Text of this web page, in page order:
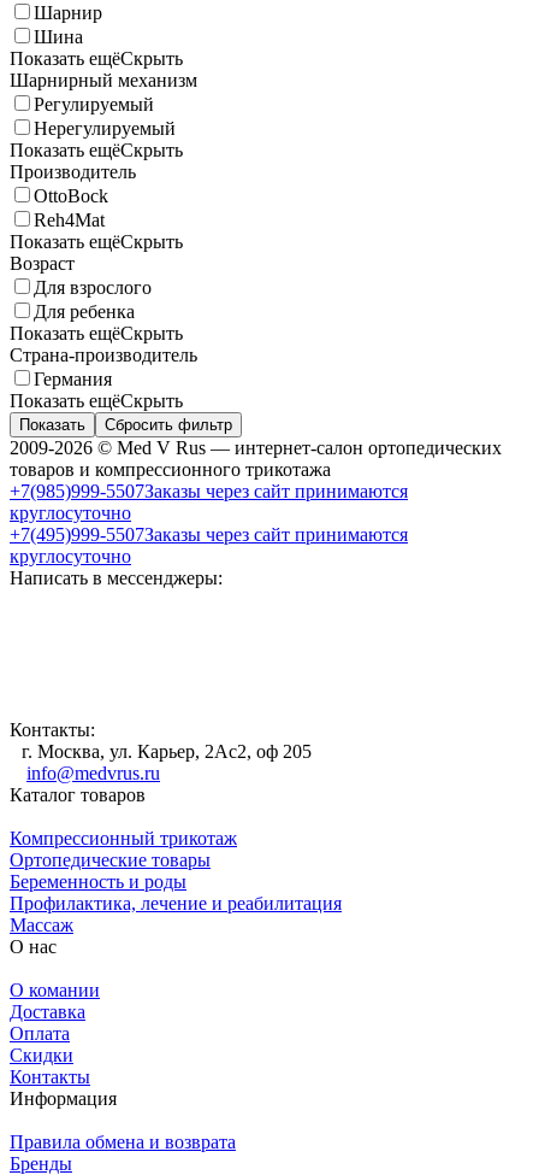
Шарнир
Шина
Показать ещёСкрыть
Шарнирный механизм
Регулируемый
Нерегулируемый
Показать ещёСкрыть
Производитель
OttoBock
Reh4Mat
Показать ещёСкрыть
Возраст
Для взрослого
Для ребенка
Показать ещёСкрыть
Страна-производитель
Германия
Показать ещёСкрыть
Показать Сбросить фильтр
2009-2026 © Med V Rus — интернет-салон ортопедических
товаров и компрессионного трикотажа
+7(985)999-5507Заказы через сайт принимаются
круглосуточно
+7(495)999-5507Заказы через сайт принимаются
круглосуточно
Написать в мессенджеры:
Контакты:
г. Москва, ул. Карьер, 2Ас2, оф 205
info@medvrus.ru
Каталог товаров
Компрессионный трикотаж
Ортопедические товары
Беременность и роды
Профилактика, лечение и реабилитация
Массаж
О нас
О комании
Доставка
Оплата
Скидки
Контакты
Информация
Правила обмена и возврата
Бренды